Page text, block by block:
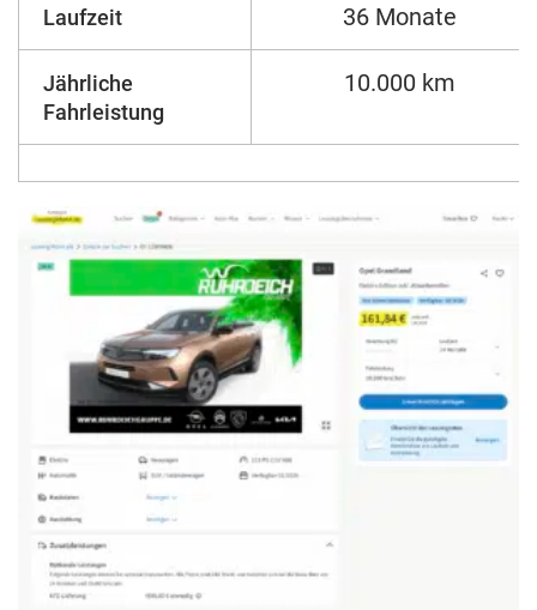
Laufzeit 36 Monate
Jährliche
Fahrleistung
10.000 km